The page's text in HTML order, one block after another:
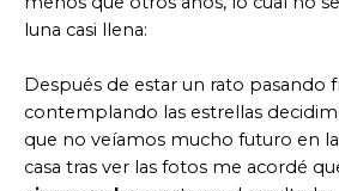
luna casi llena:
Después de estar un rato pasando
contemplando las estrellas
que no veíamos mucho futuro en
casa tras ver las fotos me acordé